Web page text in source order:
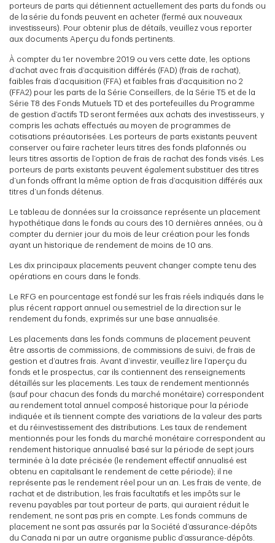
porteurs de parts qui détiennent actuellement des parts du fonds ou
de la série du fonds peuvent en acheter (fermé aux nouveaux
investisseurs). Pour obtenir plus de détails, veuillez vous reporter
aux documents Aperçu du fonds pertinents.
À compter du 1er novembre 2019 ou vers cette date, les options
d’achat avec frais d’acquisition différés (FAD) (frais de rachat),
faibles frais d’acquisition (FFA) et faibles frais d’acquisition no 2
(FFA2) pour les parts de la Série Conseillers, de la Série T5 et de la
Série T8 des Fonds Mutuels TD et des portefeuilles du Programme
de gestion d’actifs TD seront fermées aux achats des investisseurs, y
compris les achats effectués au moyen de programmes de
cotisations préautorisées. Les porteurs de parts existants peuvent
conserver ou faire racheter leurs titres des fonds plafonnés ou
leurs titres assortis de l’option de frais de rachat des fonds visés. Les
porteurs de parts existants peuvent également substituer des titres
d’un fonds offrant la même option de frais d’acquisition différés aux
titres d’un fonds détenus.
Le tableau de données sur la croissance représente un placement
hypothétique dans le fonds au cours des 10 dernières années, ou à
compter du dernier jour du mois de leur création pour les fonds
ayant un historique de rendement de moins de 10 ans.
Les dix principaux placements peuvent changer compte tenu des
opérations en cours dans le fonds.
Le RFG en pourcentage est fondé sur les frais réels indiqués dans le
plus récent rapport annuel ou semestriel de la direction sur le
rendement du fonds, exprimés sur une base annualisée.
Les placements dans les fonds communs de placement peuvent
être assortis de commissions, de commissions de suivi, de frais de
gestion et d’autres frais. Avant d’investir, veuillez lire l’aperçu du
fonds et le prospectus, car ils contiennent des renseignements
détaillés sur les placements. Les taux de rendement mentionnés
(sauf pour chacun des fonds du marché monétaire) correspondent
au rendement total annuel composé historique pour la période
indiquée et ils tiennent compte des variations de la valeur des parts
et du réinvestissement des distributions. Les taux de rendement
mentionnés pour les fonds du marché monétaire correspondent au
rendement historique annualisé basé sur la période de sept jours
terminée à la date précisée (le rendement effectif annualisé est
obtenu en capitalisant le rendement de cette période); il ne
représente pas le rendement réel pour un an. Les frais de vente, de
rachat et de distribution, les frais facultatifs et les impôts sur le
revenu payables par tout porteur de parts, qui auraient réduit le
rendement, ne sont pas pris en compte. Les fonds communs de
placement ne sont pas assurés par la Société d’assurance-dépôts
du Canada ni par un autre organisme public d’assurance-dépôts.